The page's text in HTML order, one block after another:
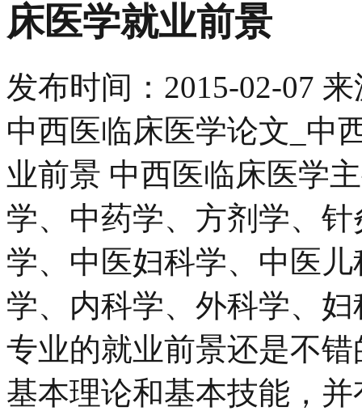
床医学就业前景
发布时间： 2015-02-07 来
中西医临床医学论文_中
业前景 中西医临床医学
学、中药学、方剂学、
学、中医妇科学、中医
学、内科学、外科学、
专业的就业前景还是不
基本理论和基本技能，